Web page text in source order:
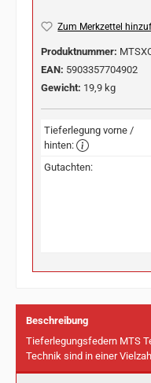
Zum Merkzettel
Produktnummer:
EAN: 5903357704902
Gewicht: 19,9 kg
Tieferlegung vorne /
hinten:
Gutachten:
Beschreibung
Tieferlegungsfedern MTS
Technik sind in einer